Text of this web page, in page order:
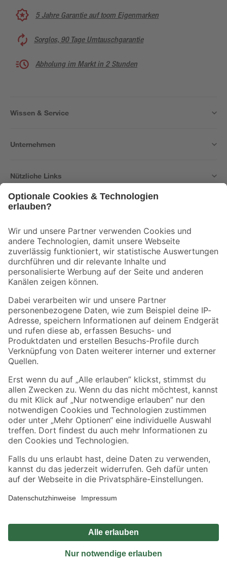
5 Jahre Garantie auf toom Eigenmarken
Sorglos, 90 Tage Umtauschgarantie
Abholung im Markt in 2 Stunden
Wissen & Service
Unternehmen
Nützliche Links
Der toom Newsletter: Keine Angebote und Aktionen mehr verpassen!
Zur Newsletter Anmeldung
Folge uns
Zahlungsarten Versandarten
Sicher einkaufen
Jetzt die toom-App herunterladen
Alle Preisangaben in EUR inkl. gesetzl. MwSt.. Die dargestellten Angebote sind unter
Umständen nicht in allen Märkten verfügbar. Die angegebenen Verfügbarkeiten beziehen
Produkte nur solange der Vorrat reicht.
*Paketversand ab 59 € versandkostenfrei, gilt nicht für Artikel mit Speditionsversand, hier
Privatsphäre Impressum
Nutzungsbedingungen
Widerrufsrecht
Vertrag widerrufen